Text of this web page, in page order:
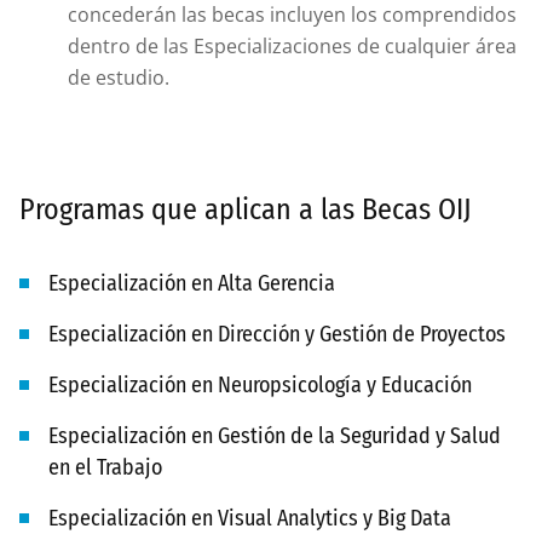
concederán las becas incluyen los comprendidos
dentro de las Especializaciones de cualquier área
de estudio.
Programas que aplican a las Becas OIJ
Especialización en Alta Gerencia
Especialización en Dirección y Gestión de Proyectos
Especialización en Neuropsicología y Educación
Especialización en Gestión de la Seguridad y Salud
en el Trabajo
Especialización en Visual Analytics y Big Data